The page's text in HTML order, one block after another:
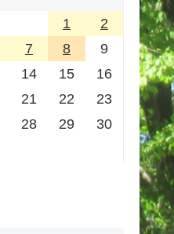
1
2
7 8
9
14 15
16
21 22
23
28 29
30